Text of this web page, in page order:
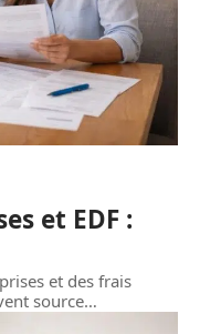
et EDF :
et des frais
source…